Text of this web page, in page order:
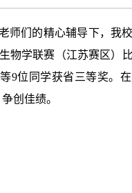
师们的精心辅导下，我
物学联赛（江苏赛区）
9位同学获省三等奖。
创佳绩。